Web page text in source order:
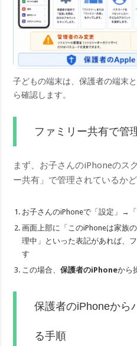
子どもの端末は、保護者の端末
ら確認します。
ファミリー共有で管
まず、お子さんのiPhoneのス
ー共有」で管理されているか
お子さんのiPhoneで「設定」→
画面上部に「このiPhoneは家族
理中」といった表記があれば、
す
この場合、保護者のiPhoneから
保護者のiPhoneから
る手順